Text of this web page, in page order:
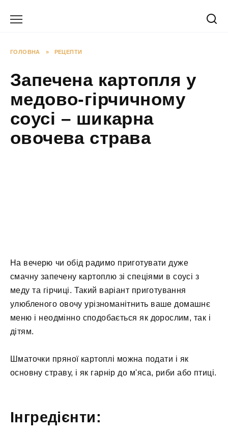
ГОЛОВНА » РЕЦЕПТИ
Запечена картопля у
медово-гірчичному
соусі – шикарна
овочева страва
На вечерю чи обід радимо приготувати дуже
смачну запечену картоплю зі спеціями в соусі з
меду та гірчиці. Такий варіант приготування
улюбленого овочу урізноманітнить ваше домашнє
меню і неодмінно сподобається як дорослим, так і
дітям.
Шматочки пряної картоплі можна подати і як
основну страву, і як гарнір до м'яса, риби або птиці.
Інгредієнти: